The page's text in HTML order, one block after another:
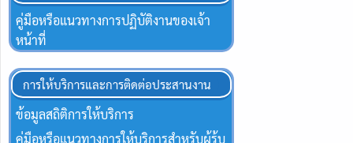
คู่มือหรือแนวทางการปฏิบัติงานของเจ้า
หน้าที่
การให้บริการและการติดต่อประสานงาน
ข้อมูลสถิติการให้บริการ
คู่มือหรือแนวทางการให้บริการสำหรับผู้ร้บ